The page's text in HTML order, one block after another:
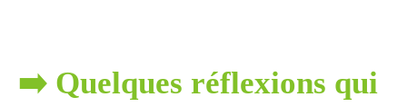
➡️ Quelques réflexions qui